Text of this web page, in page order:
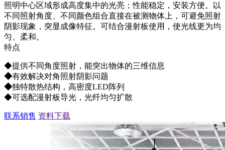
照明中心区域形成高度集中的光亮；性能稳定，安装方便。以
不同照射角度、不同颜色组合直接在被测物体上，可避免照射
阴影现象，突显成像特征。可结合漫射板使用，使光线更为均
匀、柔和。
特点
◆提供不同角度照射，能突出物体的三维信息
◆有效解决对角照射阴影问题
◆独特散热结构，高密度LED阵列
◆可选配漫射板导光，光纤均匀扩散
联系销售 资料下载